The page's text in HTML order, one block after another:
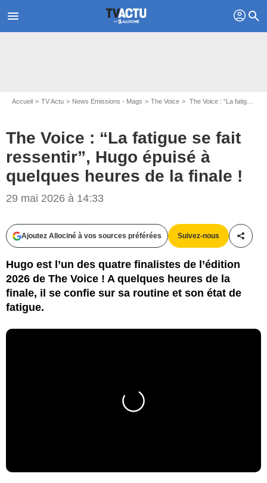
menu profil search
Accueil TV Actu News Emissions - Mags The Voice The Voice : “La fatigue se fait ressentir”, Hugo épuisé à quelques heures de la finale !
The Voice : “La fatigue se fait
ressentir”, Hugo épuisé à
quelques heures de la finale !
29 mai 2026 à 14:33
Ajoutez Allociné à vos sources préférées Suivez-nous
Hugo est l’un des quatre finalistes de l’édition
2026 de The Voice ! A quelques heures de la
finale, il se confie sur sa routine et son état de
fatigue.